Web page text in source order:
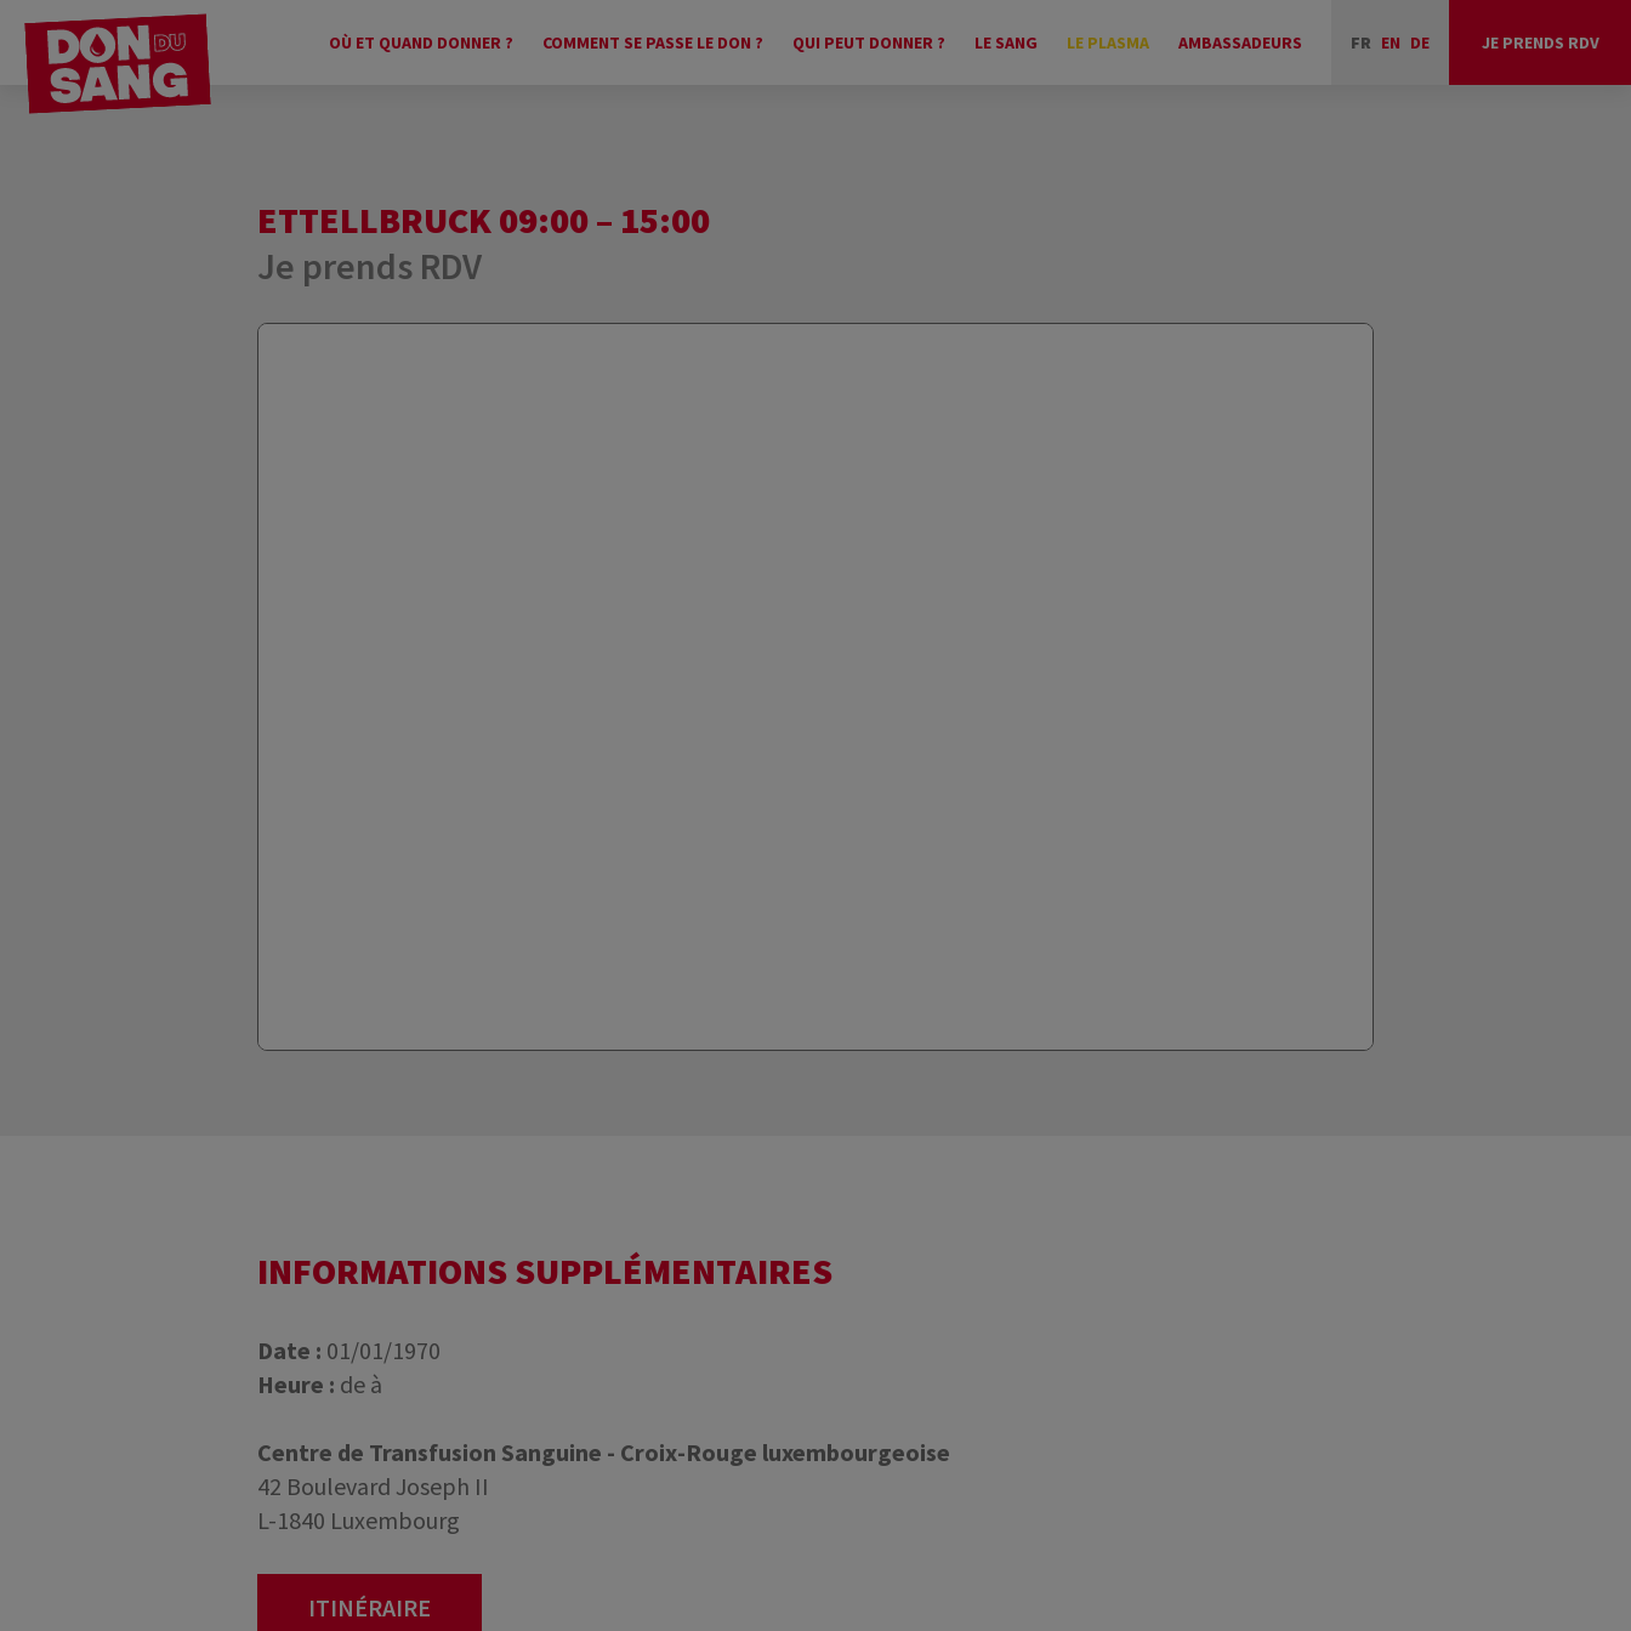
OÙ ET QUAND DONNER ? COMMENT SE PASSE LE DON ? QUI PEUT DONNER ? LE SANG LE PLASMA AMBASSADEURS FR EN DE JE PRENDS RDV
ETTELLBRUCK 09:00 – 15:00
Je prends RDV
INFORMATIONS SUPPLÉMENTAIRES
Date : 01/01/1970
Heure : de à
Centre de Transfusion Sanguine - Croix-Rouge luxembourgeoise
42 Boulevard Joseph II
L-1840 Luxembourg
ITINÉRAIRE